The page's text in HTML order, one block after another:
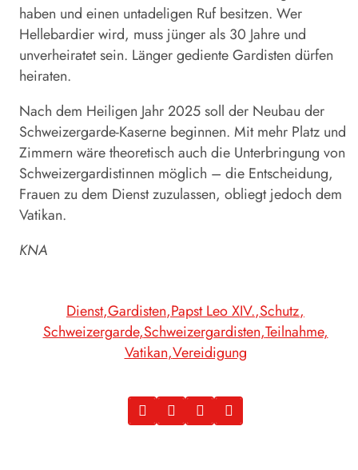
haben und einen untadeligen Ruf besitzen. Wer
Hellebardier wird, muss jünger als 30 Jahre und
unverheiratet sein. Länger gediente Gardisten dürfen
heiraten.
Nach dem Heiligen Jahr 2025 soll der Neubau der
Schweizergarde-Kaserne beginnen. Mit mehr Platz und
Zimmern wäre theoretisch auch die Unterbringung von
Schweizergardistinnen möglich – die Entscheidung,
Frauen zu dem Dienst zuzulassen, obliegt jedoch dem
Vatikan.
KNA
Dienst Gardisten Papst Leo XIV. Schutz
Schweizergarde Schweizergardisten Teilnahme
Vatikan Vereidigung